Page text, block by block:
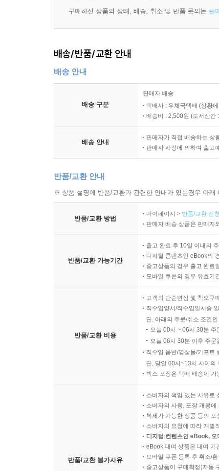
구매하신 상품의 상태, 배송, 취소 및 반품 문의는 판
배송/반품/교환 안내
배송 안내
배송 구분
판매자 배송
택배사 : 우체국택배 (상황
배송비 : 2,500원 (도서산간
배송 안내
판매자가 직접 배송하는 상
판매자 사정에 의하여 출고
반품/교환 안내
※ 상품 설명에 반품/교환과 관련한 안내가 있는경우 아
반품/교환 방법
마이페이지 > 반품/교환 신
판매자 배송 상품은 판매자
반품/교환 가능기간
출고 완료 후 10일 이내의
디지털 콘텐츠인 eBook의
중고상품의 경우 출고 완료
모바일 쿠폰의 경우 유효기
반품/교환 비용
고객의 단순변심 및 착오구
직수입양서/직수입일서중
단, 아래의 주문/취소 조건
오늘 00시 ~ 06시 30분
오늘 06시 30분 이후 주
직수입 음반/영상물/기프트
단, 당일 00시~13시 사이의
박스 포장은 택배 배송이
반품/교환 불가사유
소비자의 책임 있는 사유로
소비자의 사용, 포장 개봉
복제가 가능한 상품 등의
소비자의 요청에 따라 개별
디지털 컨텐츠인 eBook,
eBook 대여 상품은 대여 기
모바일 쿠폰 등록 후 취소/
중고상품이 구매확정(자동